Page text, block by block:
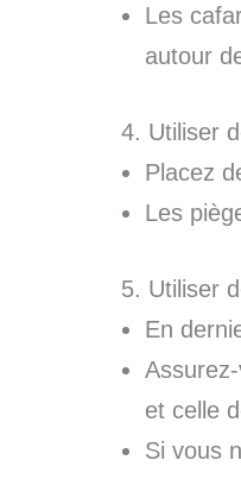
Les
autour
4. Utiliser
Placez
Les
5. Utiliser
En
et celle
Si vous